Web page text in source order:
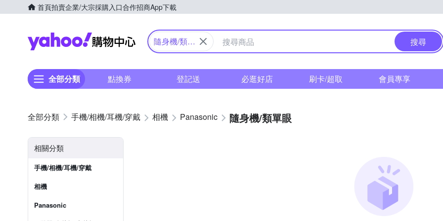
首頁拍賣企業/大宗採購入口合作招商App下載
Yahoo購物中心
隨身機/類單
搜尋
全部分類 點換券 登記送 必逛好店 刷卡/超取 會員專享
手機/相機/耳機/穿戴 相機 Panasonic 隨身機/類單眼
相關分類
手機/相機/耳機/穿戴
相機
Panasonic